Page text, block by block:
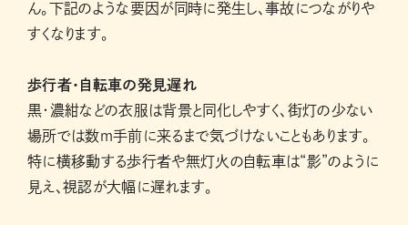
ん。下記のような要因が同時に発生し、事故につながりや
すくなります。
歩行者・自転車の発見遅れ
黒・濃紺などの衣服は背景と同化しやすく、街灯の少ない
場所では数ｍ手前に来るまで気づけないこともあります。
特に横移動する歩行者や無灯火の自転車は“影”のように
見え、視認が大幅に遅れます。